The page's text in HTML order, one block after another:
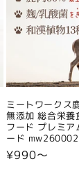
ミートワークス
無添加 総合栄
フード プレミア
ード mw260002
通
¥990〜